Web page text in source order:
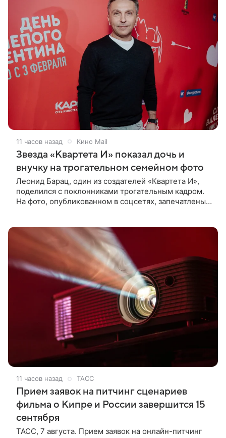
11 часов назад Кино Mail
Звезда «Квартета И» показал дочь и
внучку на трогательном семейном фото
Леонид Барац, один из создателей «Квартета И»,
поделился с поклонниками трогательным кадром.
На фото, опубликованном в соцсетях, запечатлены
11 часов назад ТАСС
Прием заявок на питчинг сценариев
фильма о Кипре и России завершится 15
сентября
ТАСС, 7 августа. Прием заявок на онлайн-питчинг